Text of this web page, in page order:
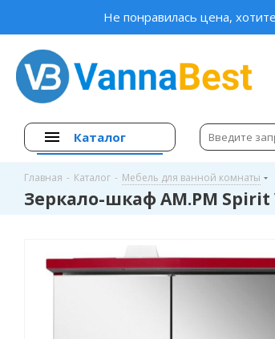
Не понравилась цена,
Каталог
Главная - Каталог - Мебель для ванной комнаты
Зеркало-шкаф AM.PM Spirit